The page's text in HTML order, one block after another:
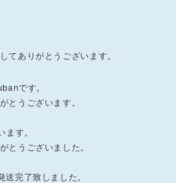
てありがとうございます。
です。
とうございます。
す。
とうございました。
完了致しました。